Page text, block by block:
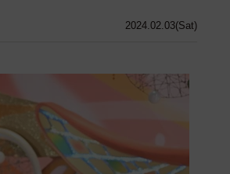
2024.02.03(Sat)